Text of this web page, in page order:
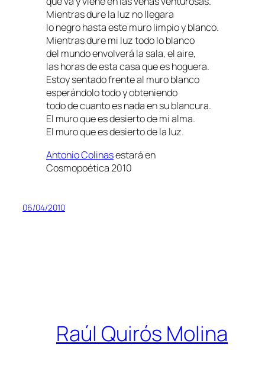
Mientras dure la luz no llegara
lo negro hasta este muro limpio y blanco.
Mientras dure mi luz todo lo blanco
del mundo envolverá la sala, el aire,
las horas de esta casa que es hoguera.
Estoy sentado frente al muro blanco
esperándolo todo y obteniendo
todo de cuanto es nada en su blancura.
El muro que es desierto de mi alma.
El muro que es desierto de la luz.
Antonio Colinasestará en
Cosmopoética 2010
06/04/2010
Raúl Quirós Molina